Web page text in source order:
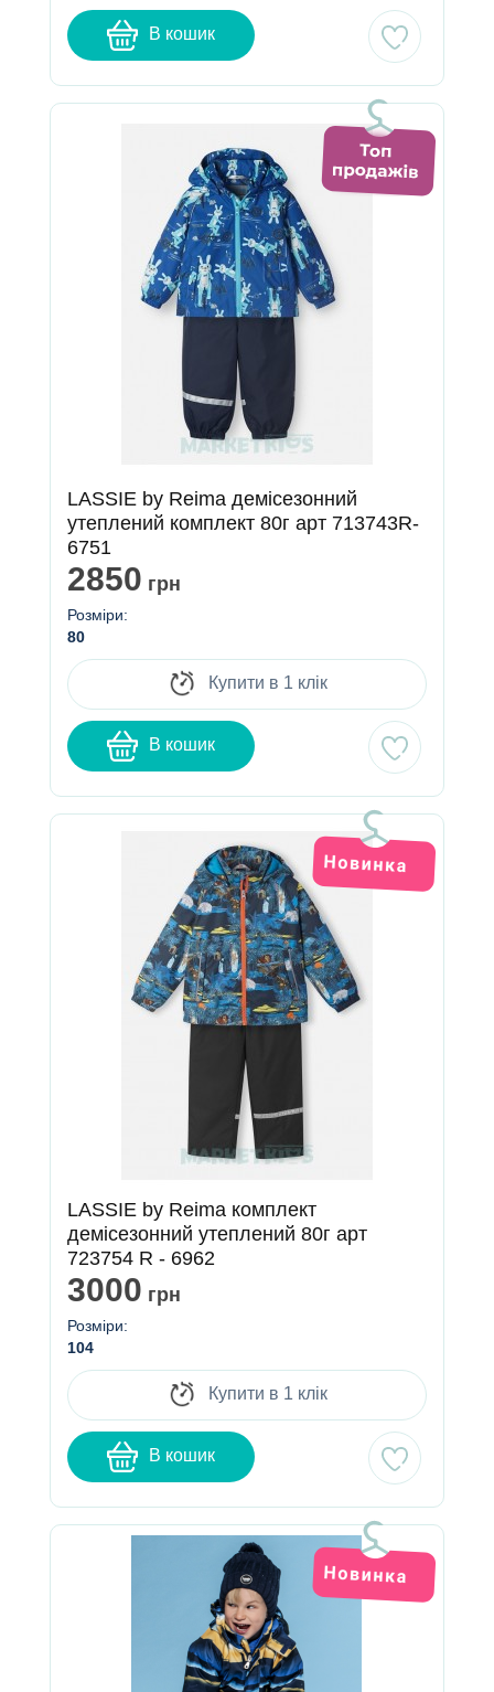
В кошик
LASSIE by Reima демісезонний
утеплений комплект 80г арт 713743R-
6751
2850 грн
Розміри:
80
Купити в 1 клік
В кошик
LASSIE by Reima комплект
демісезонний утеплений 80г арт
723754 R - 6962
3000 грн
Розміри:
104
Купити в 1 клік
В кошик